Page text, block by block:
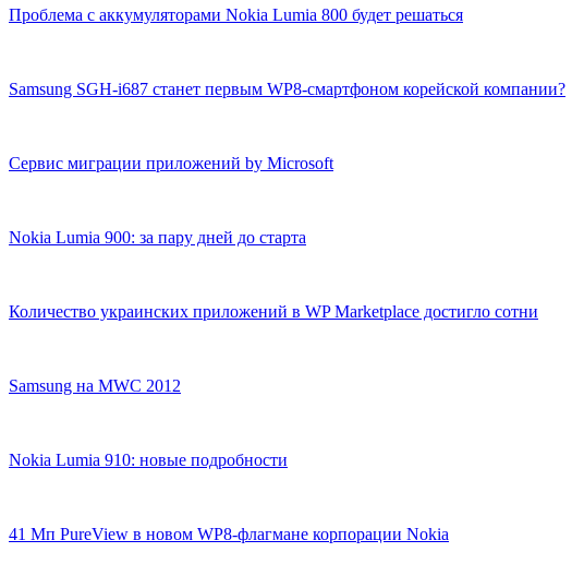
Проблема с аккумуляторами Nokia Lumia 800 будет решаться
Samsung SGH-i687 станет первым WP8-смартфоном корейской компании?
Сервис миграции приложений by Microsoft
Nokia Lumia 900: за пару дней до старта
Количество украинских приложений в WP Marketplace достигло сотни
Samsung на MWC 2012
Nokia Lumia 910: новые подробности
41 Мп PureView в новом WP8-флагмане корпорации Nokia